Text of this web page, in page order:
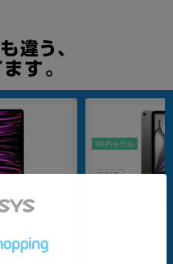
12.9インチ Wi
レイ MNXP3J/
256GB
Wi-Fiモデル